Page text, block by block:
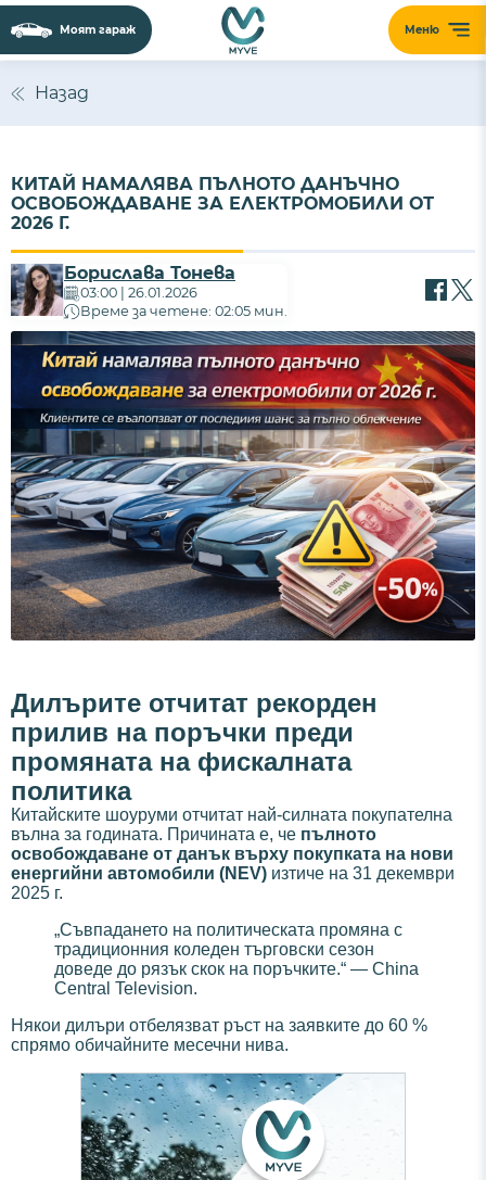
Меню
Моят гараж
Назад
КИТАЙ НАМАЛЯВА ПЪЛНОТО ДАНЪЧНО
ОСВОБОЖДАВАНЕ ЗА ЕЛЕКТРОМОБИЛИ ОТ
2026 Г.
Борислава Тонева
03:00 | 26.01.2026
Време за четене: 02:05 мин.
Дилърите отчитат рекорден
прилив на поръчки преди
промяната на фискалната
политика
Китайските шоуруми отчитат най-силната покупателна
вълна за годината. Причината е, че пълното
освобождаване от данък върху покупката на нови
енергийни автомобили (NEV) изтиче на 31 декември
2025 г.
„Съвпадането на политическата промяна с
традиционния коледен търговски сезон
доведе до рязък скок на поръчките.“ — China
Central Television.
Някои дилъри отбелязват ръст на заявките до 60 %
спрямо обичайните месечни нива.